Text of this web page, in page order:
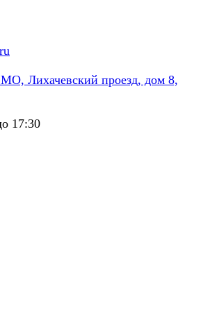
Лихачевский проезд, дом 8,
17:30